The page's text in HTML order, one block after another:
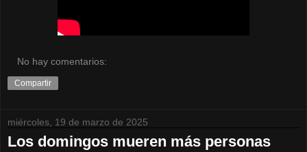
No hay comentarios:
Compartir
miércoles, 19 de marzo de 2025
Los domingos mueren más personas